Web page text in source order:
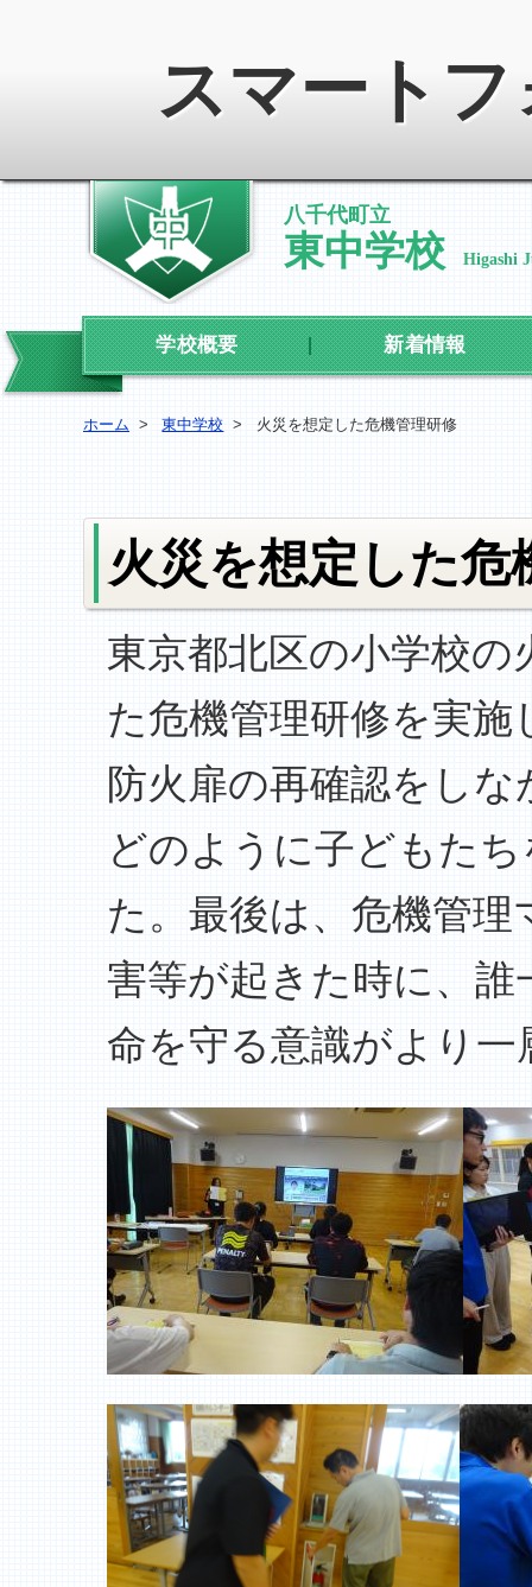
スマート
八千代町立
東中学校 Higashi
学校概要 新着情報
ホーム > 東中学校 > 火災を想定した危機管理研修
火災を想定した危
東京都北区の小学校
た危機管理研修を実
防火扉の再確認をし
どのように子どもた
た。最後は、危機管
害等が起きた時に、
命を守る意識がより